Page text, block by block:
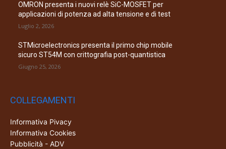
OMRON presenta i nuovi relè SiC-MOSFET per
applicazioni di potenza ad alta tensione e di test
Luglio 2, 2026
STMicroelectronics presenta il primo chip mobile
sicuro ST54M con crittografia post-quantistica
Giugno 25, 2026
COLLEGAMENTI
Informativa Pivacy
Informativa Cookies
Pubblicità - ADV